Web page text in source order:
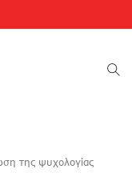
της ψυχολογίας